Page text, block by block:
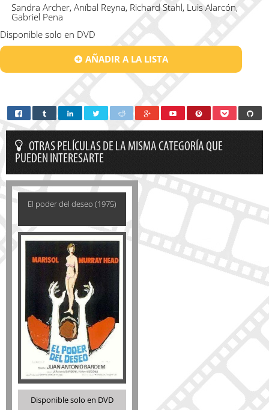
Sandra Archer, Aníbal Reyna, Richard Stahl, Luis Alarcón,
Gabriel Pena
Disponible solo en DVD
AÑADIR A LA LISTA
OTRAS PELÍCULAS DE LA MISMA CATEGORÍA QUE
PUEDEN INTERESARTE
El poder del deseo (1975)
Disponible solo en DVD